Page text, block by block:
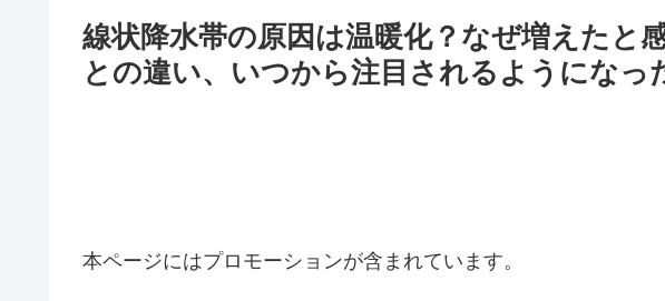
線状降水帯の原因は温暖化？なぜ増えたと
との違い、いつから注目されるようになっ
本ページにはプロモーションが含まれています。